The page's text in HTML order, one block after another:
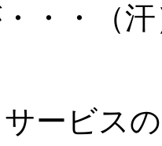
・・（
ービス